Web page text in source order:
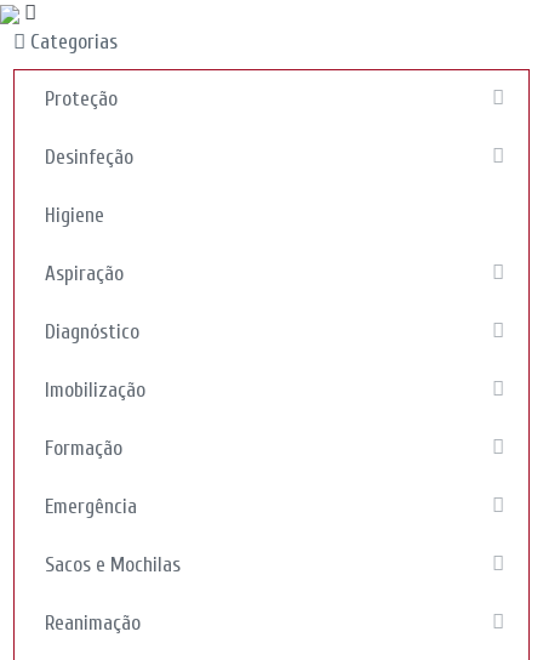
Categorias
Proteção
Desinfeção
Higiene
Aspiração
Diagnóstico
Imobilização
Formação
Emergência
Sacos e Mochilas
Reanimação